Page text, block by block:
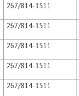
267/814-1511
267/814-1511
267/814-1511
267/814-1511
267/814-1511